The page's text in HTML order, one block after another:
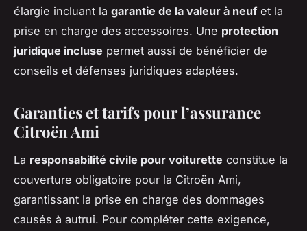
élargie incluant la garantie de la valeur à neufet la
prise en charge des accessoires. Une protection
juridique incluse permet aussi de bénéficier de
conseils et défenses juridiques adaptées.
Garanties et tarifs pour l’assurance
Citroën Ami
La responsabilité civile pour voiturette constitue la
couverture obligatoire pour la Citroën Ami,
garantissant la prise en charge des dommages
causés à autrui. Pour compléter cette exigence,